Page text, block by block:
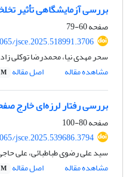
بررسی آزمایشگاهی تأثیر
صفحه60-79
jsce.2025.518991.3706
سحر مهدی نیا، محمدرضا توکلی
مشاهده مقاله
اصل مقاله
بررسی رفتار لرزه‌ای خارج
صفحه80-100
jsce.2025.539686.3794
سید علی رضوی طباطبائی، علی
مشاهده مقاله
اصل مقاله